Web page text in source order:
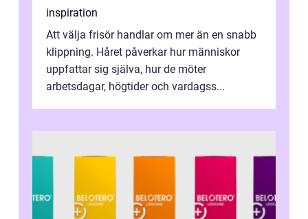
inspiration
Att välja frisör handlar om mer än en snabb
klippning. Håret påverkar hur människor
uppfattar sig själva, hur de möter
arbetsdagar, högtider och vardagss...